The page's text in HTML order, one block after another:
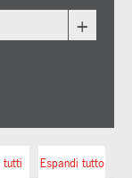
+
Espandi tutto
tutti